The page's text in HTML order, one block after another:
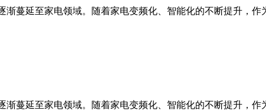
蔓延至家电领域。随着家电变频化、智能化的不断提升，
蔓延至家电领域。随着家电变频化、智能化的不断提升，